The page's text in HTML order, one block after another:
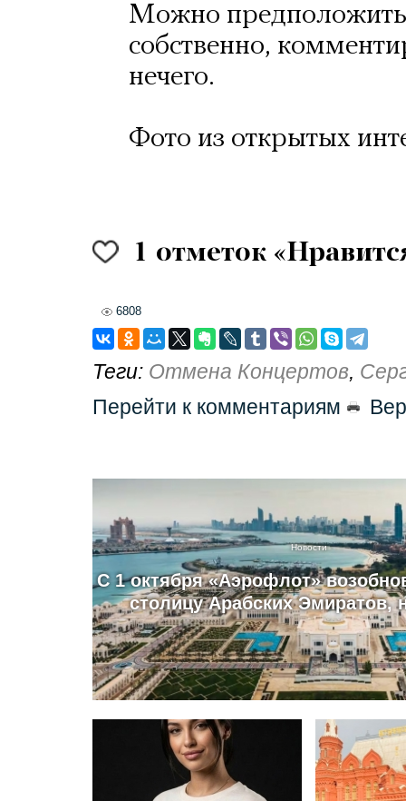
Можно
собственно,
нечего.
Фото из открытых
1 отметок
6808
Теги: Отмена Концертов,
Перейти к комментариям
Новости
С 1 октября «Аэрофлот»
столицу Арабских Эмиратов,